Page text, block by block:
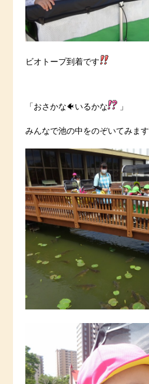
ビオトープ到着です
「おさかな🐠いるかな 」
みんなで池の中をのぞいてみます